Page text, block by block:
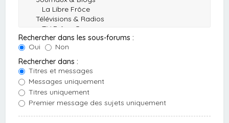
Rechercher dans les sous-forums :
Oui
Non
Rechercher dans :
Titres et messages
Messages uniquement
Titres uniquement
Premier message des sujets uniquement